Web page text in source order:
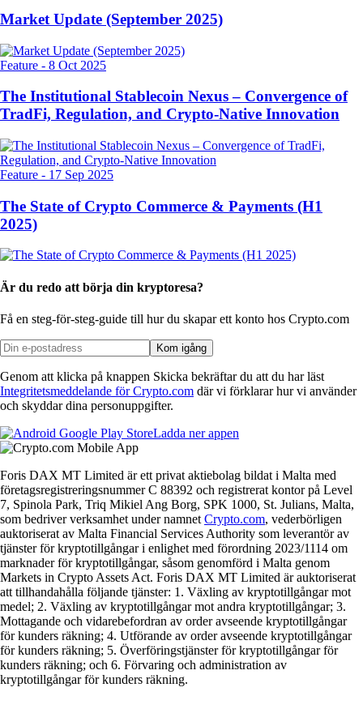
Market Update (September 2025)
Feature - 8 Oct 2025
The Institutional Stablecoin Nexus – Convergence of
TradFi, Regulation, and Crypto-Native Innovation
Feature - 17 Sep 2025
The State of Crypto Commerce & Payments (H1
2025)
Är du redo att börja din kryptoresa?
Få en steg-för-steg-guide till hur du skaparett konto hos Crypto.com
Kom igång
Genom att klicka på knappen Skicka bekräftar du att du har läst
Integritetsmeddelande för Crypto.com där vi förklarar hur vi använder
och skyddar dina personuppgifter.
Ladda ner appen
Foris DAX MT Limited är ett privat aktiebolag bildat i Malta med
företagsregistreringsnummer C 88392 och registrerat kontor på Level
7, Spinola Park, Triq Mikiel Ang Borg, SPK 1000, St. Julians, Malta,
som bedriver verksamhet under namnet Crypto.com, vederbörligen
auktoriserat av Malta Financial Services Authority som leverantör av
tjänster för kryptotillgångar i enlighet med förordning 2023/1114 om
marknader för kryptotillgångar, såsom genomförd i Malta genom
Markets in Crypto Assets Act. Foris DAX MT Limited är auktoriserat
att tillhandahålla följande tjänster: 1. Växling av kryptotillgångar mot
medel; 2. Växling av kryptotillgångar mot andra kryptotillgångar; 3.
Mottagande och vidarebefordran av order avseende kryptotillgångar
för kunders räkning; 4. Utförande av order avseende kryptotillgångar
för kunders räkning; 5. Överföringstjänster för kryptotillgångar för
kunders räkning; och 6. Förvaring och administration av
kryptotillgångar för kunders räkning.